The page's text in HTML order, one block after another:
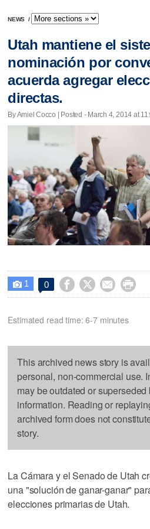
NEWS /
Utah mantiene el
nominación por
acuerda agregar
directas.
By Amiel Cocco | Posted - March 4, 2014 at
 1 0    
Estimated read time: 6-7 minutes
This archived news story is
personal, non-commercial use.
may be outdated or
information. Reading or
archived form does not
story.
La Cámara y el Senado de Utah
una "solución de ganar-ganar"
elecciones primarias de Utah.